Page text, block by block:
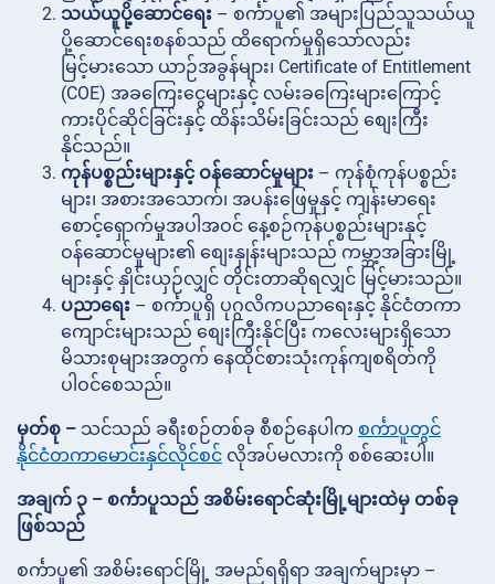
သယ်ယူပို့ဆောင်ရေး – စင်္ကာပူ၏ အများပြည်သူသယ်ယူ
ပို့ဆောင်ရေးစနစ်သည် ထိရောက်မှုရှိသော်လည်း
မြင့်မားသော ယာဉ်အခွန်များ၊ Certificate of Entitlement
(COE) အခကြေးငွေများနှင့် လမ်းခကြေးများကြောင့်
ကားပိုင်ဆိုင်ခြင်းနှင့် ထိန်းသိမ်းခြင်းသည် စျေးကြီး
နိုင်သည်။
ကုန်ပစ္စည်းများနှင့် ဝန်ဆောင်မှုများ – ကုန်စုံကုန်ပစ္စည်း
များ၊ အစားအသောက်၊ အပန်းဖြေမှုနှင့် ကျန်းမာရေး
စောင့်ရှောက်မှုအပါအဝင် နေ့စဉ်ကုန်ပစ္စည်းများနှင့်
ဝန်ဆောင်မှုများ၏ စျေးနှုန်းများသည် ကမ္ဘာ့အခြားမြို့
များနှင့် နှိုင်းယှဉ်လျှင် တိုင်းတာဆိုရလျှင် မြင့်မားသည်။
ပညာရေး – စင်္ကာပူရှိ ပုဂ္ဂလိကပညာရေးနှင့် နိုင်ငံတကာ
ကျောင်းများသည် စျေးကြီးနိုင်ပြီး ကလေးများရှိသော
မိသားစုများအတွက် နေထိုင်စားသုံးကုန်ကျစရိတ်ကို
ပါဝင်စေသည်။
မှတ်စု – သင်သည် ခရီးစဉ်တစ်ခု စီစဉ်နေပါက စင်္ကာပူတွင်
နိုင်ငံတကာမောင်းနှင်လိုင်စင် လိုအပ်မလားကို စစ်ဆေးပါ။
အချက် ၃ – စင်္ကာပူသည် အစိမ်းရောင်ဆုံးမြို့များထဲမှ တစ်ခု
ဖြစ်သည်
စင်္ကာပူ၏ အစိမ်းရောင်မြို့ အမည်ရရှိရာ အချက်များမှာ –